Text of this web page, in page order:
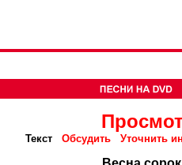
Текст Обсудить Уточнить